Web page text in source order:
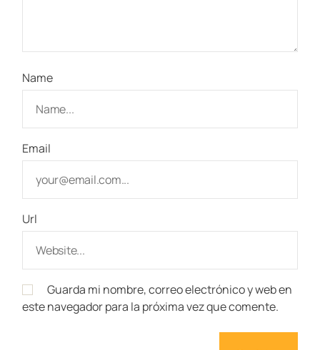
Name
Email
Url
Guarda mi nombre, correo electrónico y web en
este navegador para la próxima vez que comente.